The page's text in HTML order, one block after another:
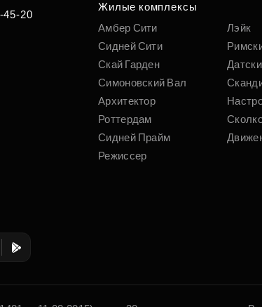
45-20
Жилые комплексы
Амбер Сити
Сидней Сити
Скай Гарден
Симоновский Вал
Архитектор
Роттердам
Сидней Прайм
Режиссер
Лэйк